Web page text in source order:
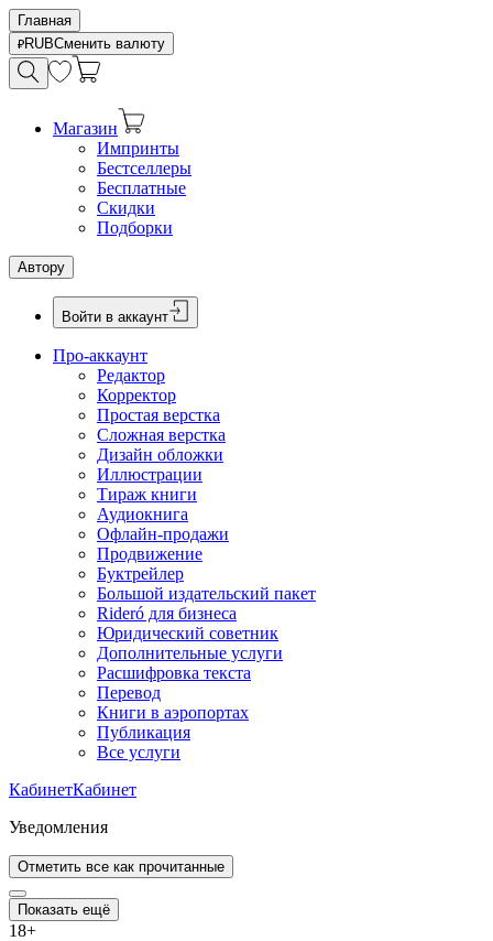
Главная
RUBСменить валюту
Магазин
Импринты
Бестселлеры
Бесплатные
Скидки
Подборки
Автору
Войти в аккаунт
Про-аккаунт
Редактор
Корректор
Простая верстка
Сложная верстка
Дизайн обложки
Иллюстрации
Тираж книги
Аудиокнига
Офлайн-продажи
Продвижение
Буктрейлер
Большой издательский пакет
Rideró для бизнеса
Юридический советник
Дополнительные услуги
Расшифровка текста
Перевод
Книги в аэропортах
Публикация
Все услуги
КабинетКабинет
Уведомления
Отметить все как прочитанные
Показать ещё
18+